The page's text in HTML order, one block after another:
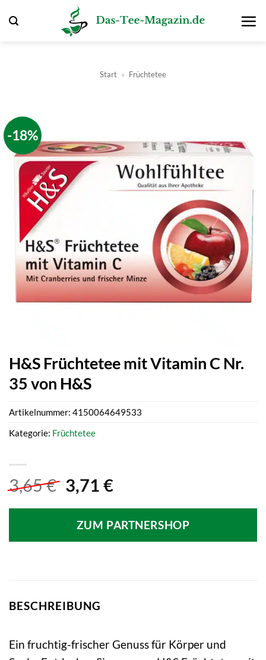
Inhalt
Start » Früchtetee
-18%
H&S Früchtetee mit Vitamin C Nr.
35 von H&S
3,65€ Ursprünglicher
war:
3,65 €
3,71 €Aktueller
ist:
3,71 €.
ZUM PARTNERSHOP
Artikelnummer: 4150064649533
Kategorie: Früchtetee
BESCHREIBUNG
Ein fruchtig-frischer Genuss für Körper und